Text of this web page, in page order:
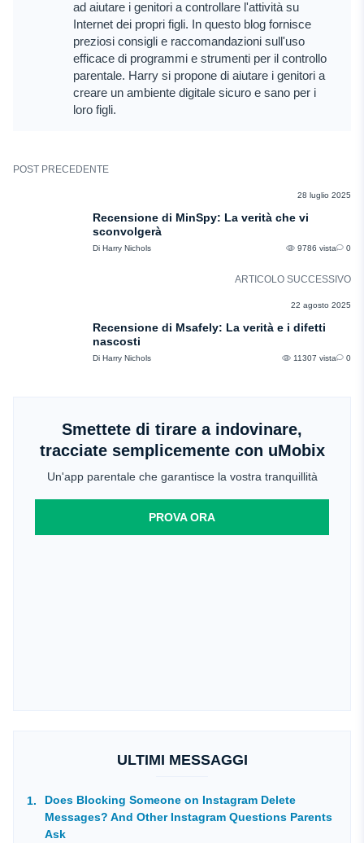
ad aiutare i genitori a controllare l'attività su
Internet dei propri figli. In questo blog fornisce
preziosi consigli e raccomandazioni sull'uso
efficace di programmi e strumenti per il controllo
parentale. Harry si propone di aiutare i genitori a
creare un ambiente digitale sicuro e sano per i
loro figli.
POST PRECEDENTE
28 luglio 2025
Recensione di MinSpy: La verità che vi
sconvolgerà
Di Harry Nichols 9786 vista 0
ARTICOLO SUCCESSIVO
22 agosto 2025
Recensione di Msafely: La verità e i difetti
nascosti
Di Harry Nichols 11307 vista 0
Smettete di tirare a indovinare,
tracciate semplicemente con uMobix
Un'app parentale che garantisce la vostra tranquillità
PROVA ORA
ULTIMI MESSAGGI
Does Blocking Someone on Instagram Delete
Messages? And Other Instagram Questions Parents
Ask